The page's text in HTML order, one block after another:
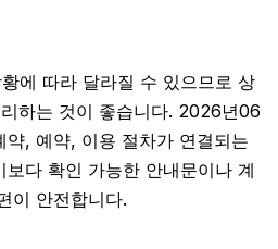
에 따라 달라질 수 있으므로 상
하는 것이 좋습니다. 2026년06
, 예약, 이용 절차가 연결되는
다 확인 가능한 안내문이나 계
이 안전합니다.